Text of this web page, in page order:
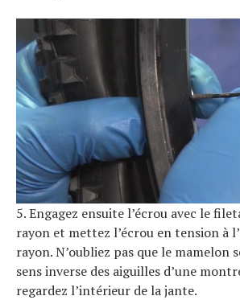
5. Engagez ensuite l’écrou avec le
rayon et mettez l’écrou en tension à
rayon. N’oubliez pas que le mamelon
sens inverse des aiguilles d’une
regardez l’intérieur de la jante.